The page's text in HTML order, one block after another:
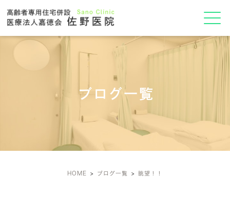
ブログ一覧
HOME ブログ一覧 眺望！！